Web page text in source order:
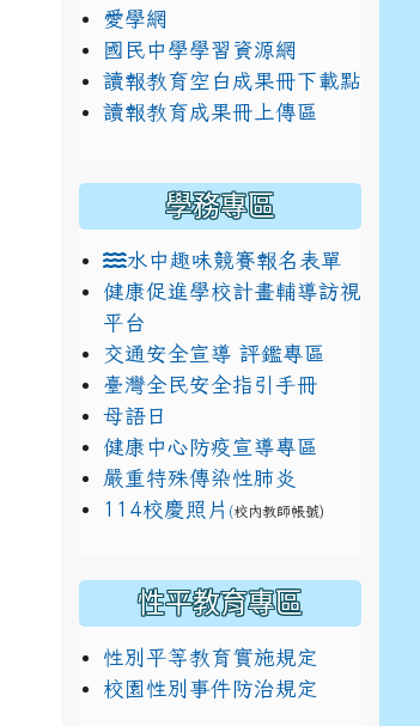
愛學網
國民中學學習資源網
讀報教育空白成果冊下載點
讀報教育成果冊上傳區
學務專區
水中趣味競賽報名表單
健康促進學校計畫輔導訪視
平台
交通安全宣導 評鑑專區
臺灣全民安全指引手冊
母語日
健康中心防疫宣導專區
嚴重特殊傳染性肺炎
114校慶照片 (校內教師帳號)
性平教育專區
性別平等教育實施規定
校園性別事件防治規定